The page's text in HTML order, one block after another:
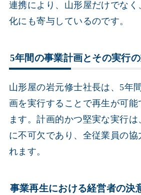
連携により、山形屋だけでなく
化にも寄与しているのです。
5年間の事業計画とその実行
山形屋の岩元修士社長は、5年
画を実行することで再生が可
ます。計画的かつ堅実な実行
に不可欠であり、全従業員の協
れます。
事業再生における経営者の決